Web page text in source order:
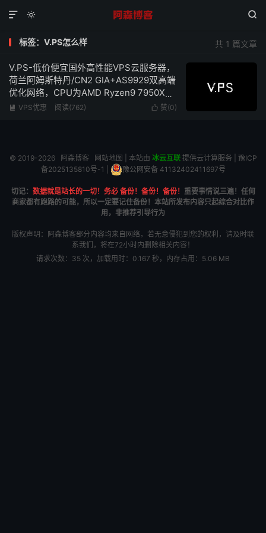
 

共 1 篇文章
标签：V.PS怎么样
V.PS-低价便宜国外高性能VPS云服务器，
荷兰阿姆斯特丹/CN2 GIA+AS9929双高端
优化网络，CPU为AMD Ryzen9 7950X，
KVM虚拟化1核心1G内存1Gbps带宽低至
 赞(0)
 VPS优惠 阅读(762)
© 2019-2026 阿森博客 网站地图 | 本站由 冰云互联提供云计算服务 | 豫ICP
备2025135810号-1
豫公网安备 41132402411697号
切记： 数据就是站长的一切！务必 备份！备份！备份！ 重要事情说三遍！任何
商家都有跑路的可能，所以一定要记住备份！本站所发布内容只起综合对比作
用，非推荐引导行为
版权声明：阿森博客部分内容均来自网络，若无意侵犯到您的权利，请及时联
系我们，将在72小时内删除相关内容！
请求次数：35 次，加载用时：0.167 秒，内存占用：5.06 MB